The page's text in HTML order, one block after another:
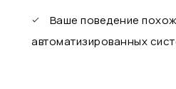
Ваше поведение
автоматизированных